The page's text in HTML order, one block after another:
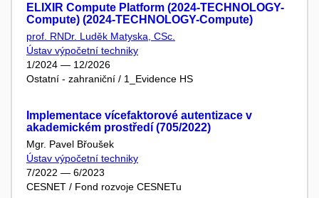
ELIXIR Compute Platform (2024-TECHNOLOGY-
Compute) (2024-TECHNOLOGY-Compute)
prof. RNDr. Luděk Matyska, CSc.
Ústav výpočetní techniky
1/2024 — 12/2026
Ostatní - zahraniční / 1_Evidence HS
Implementace vícefaktorové autentizace v
akademickém prostředí (705/2022)
Mgr. Pavel Břoušek
Ústav výpočetní techniky
7/2022 — 6/2023
CESNET / Fond rozvoje CESNETu